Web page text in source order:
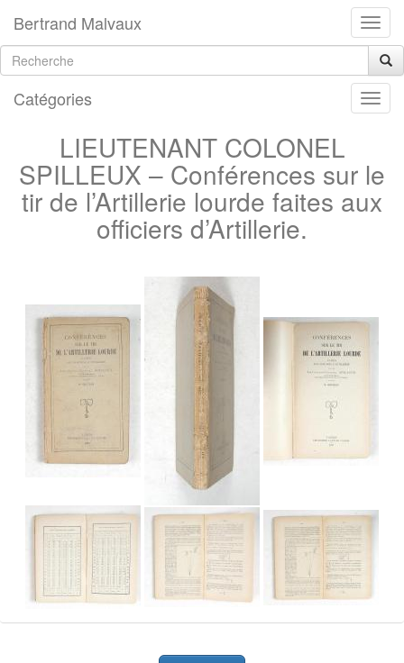
Bertrand Malvaux
Catégories
LIEUTENANT COLONEL
SPILLEUX – Conférences sur le
tir de l’Artillerie lourde faites aux
officiers d’Artillerie.